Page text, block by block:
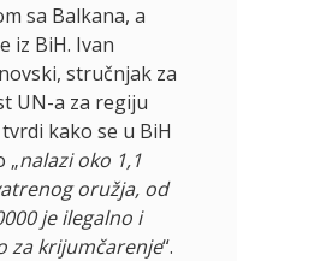
sa Balkana, a
iz BiH. Ivan
stručnjak za
UN-a za regiju
kako se u BiH
„nalazi oko 1,1
oružja, od
je ilegalno i
za krijumčarenje“.